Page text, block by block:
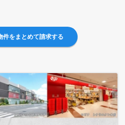
件をまとめて請求する